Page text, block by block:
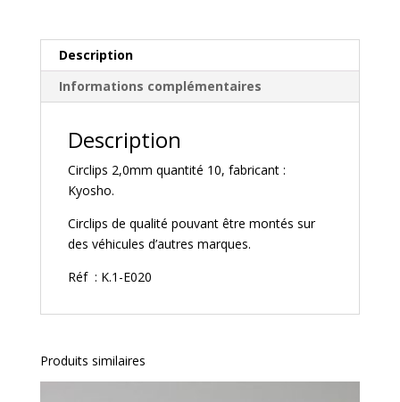
Description
Informations complémentaires
Description
Circlips 2,0mm quantité 10, fabricant :
Kyosho.
Circlips de qualité pouvant être montés sur
des véhicules d’autres marques.
Réf : K.1-E020
Produits similaires